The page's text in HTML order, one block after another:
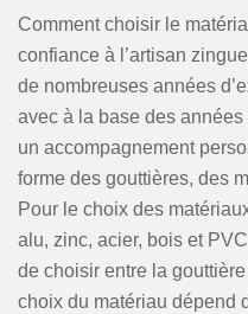
Comment choisir le
confiance à l’artisan
de nombreuses années
avec à la base des
un accompagnement
forme des gouttières, des
Pour le choix des
alu, zinc, acier, bois et
de choisir entre la
choix du matériau dépend